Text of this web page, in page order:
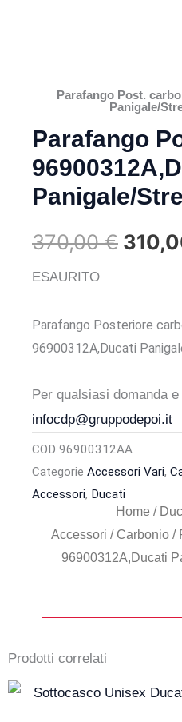
Parafango Post.
Panigale/
Parafango
Panigale/
370,00€ Il
era:
ESAURITO
Parafango Posteriore
96900312A,Ducati
Per qualsiasi domanda
infocdp@gruppodepoi.it
COD 96900312AA
Categorie Accessori Vari,
Accessori, Ducati
Home /
Accessori / Carbonio /
96900312A,Ducati
Prodotti correlati
Il